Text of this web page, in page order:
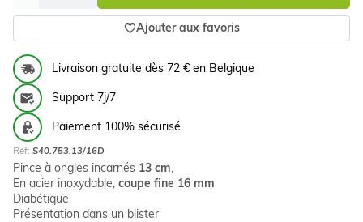
Ajouter aux favoris
Livraison gratuite dès 72 € en Belgique
Support 7j/7
Paiement 100% sécurisé
Réf: S40.753.13/16D
Pince à ongles incarnés 13 cm,
En acier inoxydable, coupe fine 16 mm
Diabétique
Présentation dans un blister